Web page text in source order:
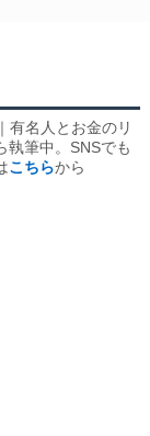
有名人とお金のリ
執筆中。SNSでも
こちらから